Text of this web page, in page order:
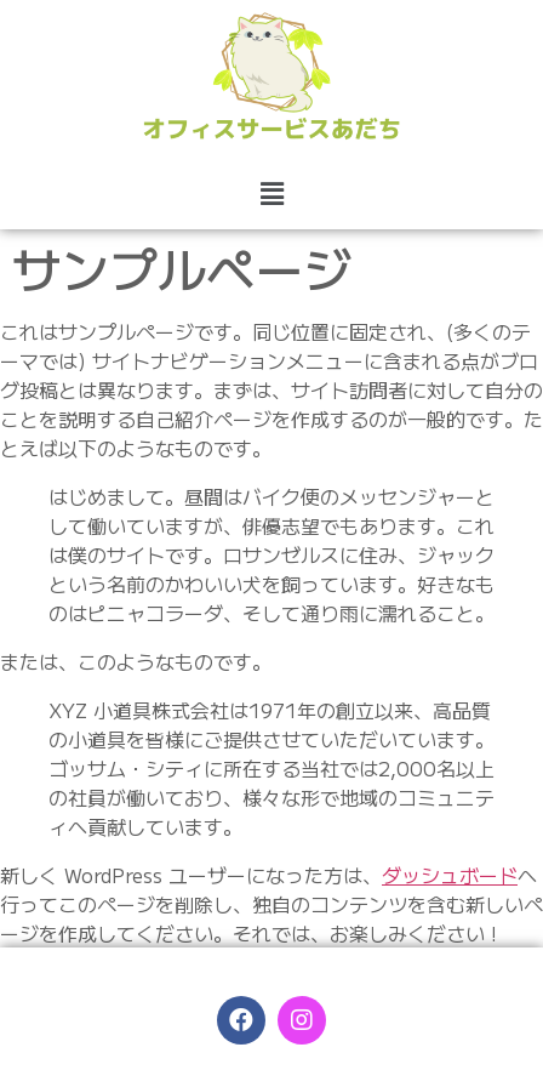
サンプルページ
これはサンプルページです。同じ位置に固定され、(多くのテ
ーマでは) サイトナビゲーションメニューに含まれる点がブロ
グ投稿とは異なります。まずは、サイト訪問者に対して自分の
ことを説明する自己紹介ページを作成するのが一般的です。た
とえば以下のようなものです。
はじめまして。昼間はバイク便のメッセンジャーと
して働いていますが、俳優志望でもあります。これ
は僕のサイトです。ロサンゼルスに住み、ジャック
という名前のかわいい犬を飼っています。好きなも
のはピニャコラーダ、そして通り雨に濡れること。
または、このようなものです。
XYZ 小道具株式会社は1971年の創立以来、高品質
の小道具を皆様にご提供させていただいています。
ゴッサム・シティに所在する当社では2,000名以上
の社員が働いており、様々な形で地域のコミュニテ
ィへ貢献しています。
新しく WordPress ユーザーになった方は、 ダッシュボードへ
行ってこのページを削除し、独自のコンテンツを含む新しいペ
ージを作成してください。それでは、お楽しみください !